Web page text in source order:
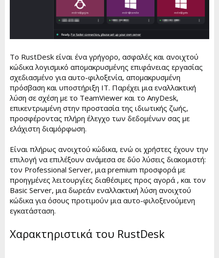
Το RustDesk είναι ένα γρήγορο, ασφαλές και ανοιχτού
κώδικα λογισμικό απομακρυσμένης επιφάνειας εργασίας
σχεδιασμένο για αυτο-φιλοξενία, απομακρυσμένη
πρόσβαση και υποστήριξη IT. Παρέχει μια εναλλακτική
λύση σε σχέση με το TeamViewer και το AnyDesk,
επικεντρωμένη στην προστασία της ιδιωτικής ζωής,
προσφέροντας πλήρη έλεγχο των δεδομένων σας με
ελάχιστη διαμόρφωση.
Είναι πλήρως ανοιχτού κώδικα, ενώ οι χρήστες έχουν την
επιλογή να επιλέξουν ανάμεσα σε δύο λύσεις διακομιστή:
τον Professional Server, μια premium προσφορά με
προηγμένες λειτουργίες διαθέσιμες προς αγορά , και τον
Basic Server, μια δωρεάν εναλλακτική λύση ανοιχτού
κώδικα για όσους προτιμούν μια αυτο-φιλοξενούμενη
εγκατάσταση.
Χαρακτηριστικά του RustDesk